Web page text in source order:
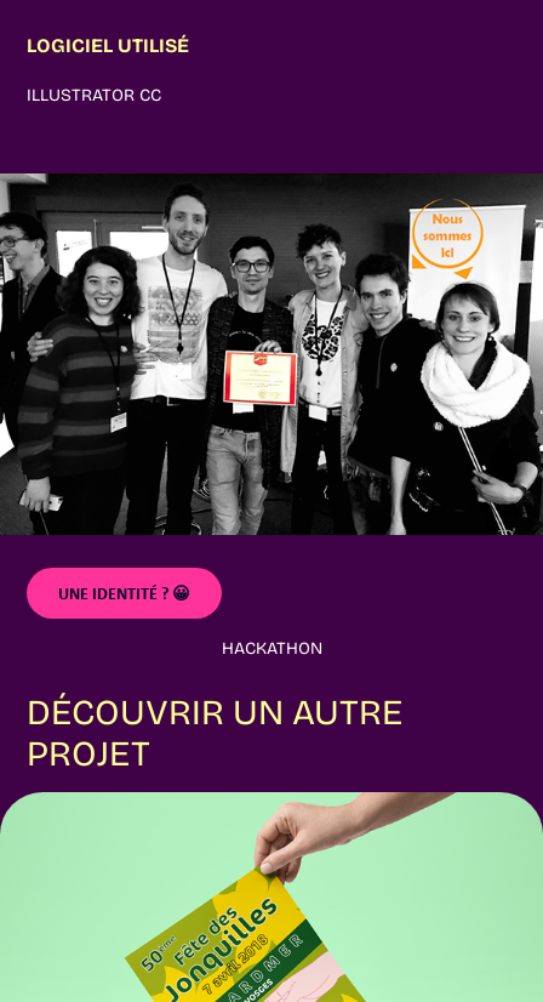
LOGICIEL UTILISÉ
ILLUSTRATOR CC
UNE IDENTITÉ ? 😀
HACKATHON
DÉCOUVRIR UN AUTRE
PROJET
FÊTE DES JONQUILLES À GÉRARDMER